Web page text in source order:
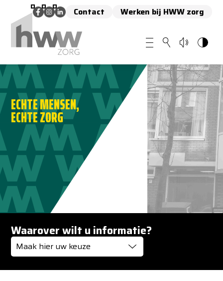
Contact Werken bij HWW zorg
ECHTE MENSEN,
ECHTE ZORG
Waarover wilt u informatie?
Maak hier uw keuze